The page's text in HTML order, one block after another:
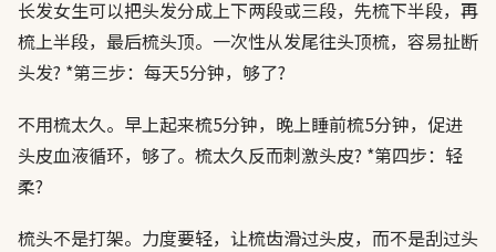
长发女生可以把头发分成上下两段或三段，先梳下半段，再
梳上半段，最后梳头顶。一次性从发尾往头顶梳，容易扯断
头发? *第三步：每天5分钟，够了?
不用梳太久。早上起来梳5分钟，晚上睡前梳5分钟，促进
头皮血液循环，够了。梳太久反而刺激头皮? *第四步：轻
柔?
梳头不是打架。力度要轻，让梳齿滑过头皮，而不是刮过头